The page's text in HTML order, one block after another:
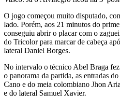
O jogo começou muito disputado,
lado. Porém, aos 21 minutos do
conseguiu abrir o placar com o
do Tricolor para marcar de cabeça
lateral Daniel Borges.
No intervalo o técnico Abel Braga
o panorama da partida, as entradas
Cano e do meia colombiano Jhon
e do lateral Samuel Xavier.